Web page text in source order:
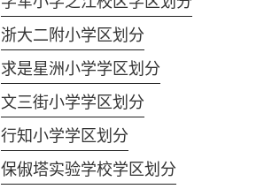
浙大二附小学区划分
求是星洲小学学区划分
文三街小学学区划分
行知小学学区划分
保俶塔实验学校学区划分